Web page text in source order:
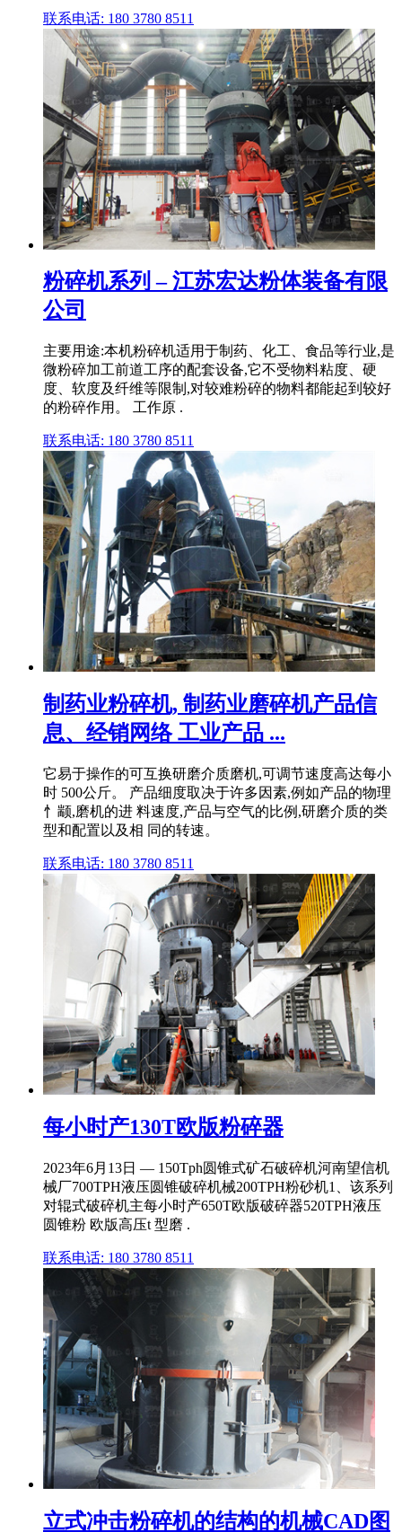
联系电话: 180 3780 8511
粉碎机系列 – 江苏宏达粉体装备有限
公司
主要用途:本机粉碎机适用于制药、化工、食品等行业,是
微粉碎加工前道工序的配套设备,它不受物料粘度、硬
度、软度及纤维等限制,对较难粉碎的物料都能起到较好
的粉碎作用。 工作原 .
联系电话: 180 3780 8511
制药业粉碎机, 制药业磨碎机产品信
息、经销网络 工业产品 ...
它易于操作的可互换研磨介质磨机,可调节速度高达每小
时 500公斤。 产品细度取决于许多因素,例如产品的物理
忄颛,磨机的进 料速度,产品与空气的比例,研磨介质的类
型和配置以及相 同的转速。
联系电话: 180 3780 8511
每小时产130T欧版粉碎器
2023年6月13日 — 150Tph圆锥式矿石破碎机河南望信机
械厂700TPH液压圆锥破碎机械200TPH粉砂机1、该系列
对辊式破碎机主每小时产650T欧版破碎器520TPH液压
圆锥粉 欧版高压t 型磨 .
联系电话: 180 3780 8511
立式冲击粉碎机的结构的机械CAD图